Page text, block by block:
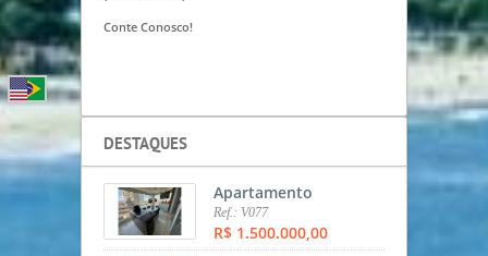
Conte Conosco!
DESTAQUES
Apartamento
Ref.: V077
R$ 1.500.000,00